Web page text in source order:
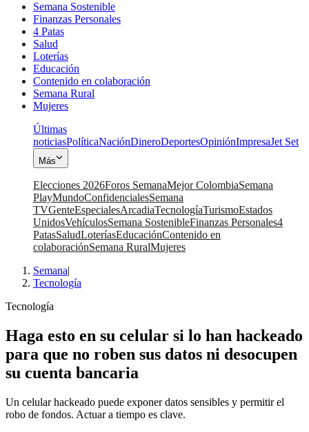
Semana Sostenible
Finanzas Personales
4 Patas
Salud
Loterías
Educación
Contenido en colaboración
Semana Rural
Mujeres
Últimas
noticiasPolíticaNaciónDineroDeportesOpiniónImpresaJet Set
Más
Elecciones 2026Foros SemanaMejor ColombiaSemana
PlayMundoConfidencialesSemana
TVGenteEspecialesArcadiaTecnologíaTurismoEstados
UnidosVehículosSemana SostenibleFinanzas Personales4
PatasSaludLoteríasEducaciónContenido en
colaboraciónSemana RuralMujeres
Semana|
Tecnología
Tecnología
Haga esto en su celular si lo han hackeado
para que no roben sus datos ni desocupen
su cuenta bancaria
Un celular hackeado puede exponer datos sensibles y permitir el
robo de fondos. Actuar a tiempo es clave.